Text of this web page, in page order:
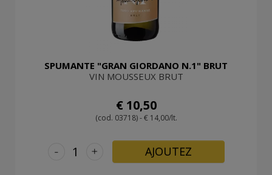
SPUMANTE "GRAN GIORDANO N.1" BRUT
VIN MOUSSEUX BRUT
€ 10,50
(cod. 03718) - € 14,00/lt.
+
- AJOUTEZ